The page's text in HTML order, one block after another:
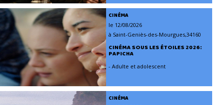
CINÉMA
le 12/08/2026
à Saint-Geniès-des-Mourgues,34160
CINÉMA SOUS LES ÉTOILES 2026:
PAPICHA
- Adulte et adolescent
CINÉMA